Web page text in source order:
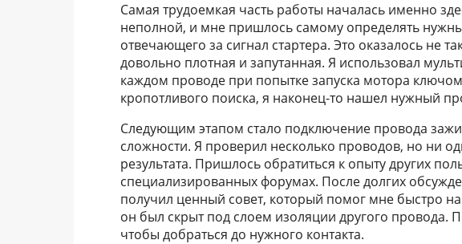
Самая трудоемкая часть работы началась именно
неполной, и мне пришлось самому определять
отвечающего за сигнал стартера. Это оказалось не
довольно плотная и запутанная. Я использовал
каждом проводе при попытке запуска мотора
кропотливого поиска, я наконец-то нашел нужный
Следующим этапом стало подключение провода
сложности. Я проверил несколько проводов, но ни
результата. Пришлось обратиться к опыту других
специализированных форумах. После долгих
получил ценный совет, который помог мне быстро
он был скрыт под слоем изоляции другого провода.
чтобы добраться до нужного контакта.